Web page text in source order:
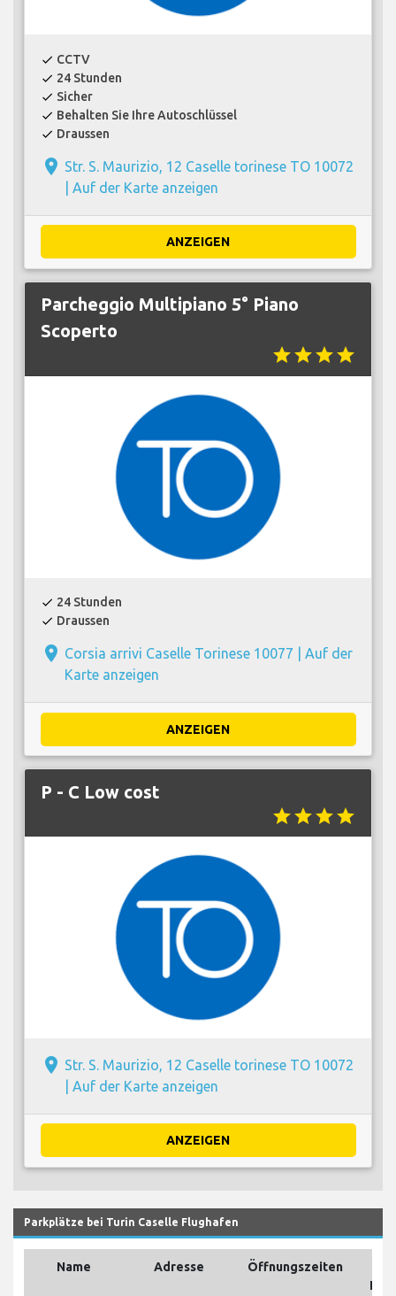
check CCTV
check 24 Stunden
check Sicher
check Behalten Sie Ihre Autoschlüssel
check Draussen
place Str. S. Maurizio, 12 Caselle torinese TO 10072
Auf der Karte anzeigen
ANZEIGEN
Parcheggio Multipiano 5° Piano
Scoperto
starstarstarstar
check 24 Stunden
check Draussen
place Corsia arrivi Caselle Torinese 10077 | Auf der
Karte anzeigen
ANZEIGEN
P - C Low cost
starstarstarstar
place Str. S. Maurizio, 12 Caselle torinese TO 10072
Auf der Karte anzeigen
ANZEIGEN
Parkplätze bei Turin Caselle Flughafen
Name Adresse
Öffnungszeiten